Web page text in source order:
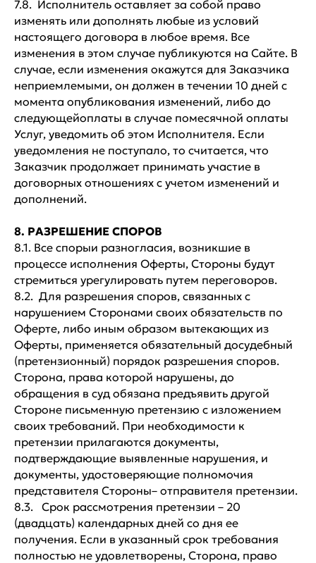
7.8. Исполнитель оставляет за собой право
изменять или дополнять любые из условий
настоящего договора в любое время. Все
изменения в этом случае публикуются на Сайте. В
случае, если изменения окажутся для Заказчика
неприемлемыми, он должен в течении 10 дней с
момента опубликования изменений, либо до
следующейоплаты в случае помесячной оплаты
Услуг, уведомить об этом Исполнителя. Если
уведомления не поступало, то считается, что
Заказчик продолжает принимать участие в
договорных отношениях с учетом изменений и
дополнений.
8. РАЗРЕШЕНИЕ СПОРОВ
8.1. Все спорыи разногласия, возникшие в
процессе исполнения Оферты, Стороны будут
стремиться урегулировать путем переговоров.
8.2. Для разрешения споров, связанных с
нарушением Сторонами своих обязательств по
Оферте, либо иным образом вытекающих из
Оферты, применяется обязательный досудебный
(претензионный) порядок разрешения споров.
Сторона, права которой нарушены, до
обращения в суд обязана предъявить другой
Стороне письменную претензию с изложением
своих требований. При необходимости к
претензии прилагаются документы,
подтверждающие выявленные нарушения, и
документы, удостоверяющие полномочия
представителя Стороны– отправителя претензии.
8.3. Срок рассмотрения претензии – 20
(двадцать) календарных дней со дня ее
получения. Если в указанный срок требования
полностью не удовлетворены, Сторона, право
Интенсивы
Партнерам
Блог
Новости
Дети от 4 до 18 лет
Летний лагерь
2026
Взрослые от 18
до 65+ лет
Дети от 12 до 18 лет
Дети от 4 до 11 лет
Обучение
Модели от 18 до 30
лет
Модели 30+ лет
Fashion режиссер
Отзывы
Контакты
Сотрудничество
Модели